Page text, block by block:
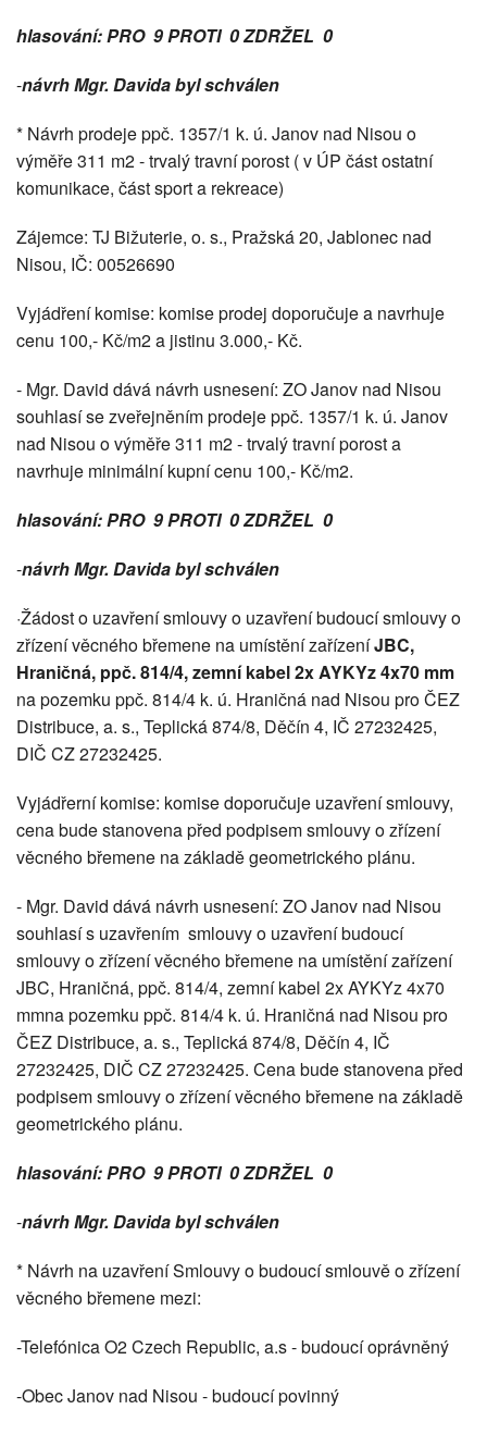
hlasování: PRO 9 PROTI 0 ZDRŽEL 0
-návrh Mgr. Davida byl schválen
* Návrh prodeje ppč. 1357/1 k. ú. Janov nad Nisou o
výměře 311 m2 - trvalý travní porost ( v ÚP část ostatní
komunikace, část sport a rekreace)
Zájemce: TJ Bižuterie, o. s., Pražská 20, Jablonec nad
Nisou, IČ: 00526690
Vyjádření komise: komise prodej doporučuje a navrhuje
cenu 100,- Kč/m2 a jistinu 3.000,- Kč.
- Mgr. David dává návrh usnesení: ZO Janov nad Nisou
souhlasí se zveřejněním prodeje ppč. 1357/1 k. ú. Janov
nad Nisou o výměře 311 m2 - trvalý travní porost a
navrhuje minimální kupní cenu 100,- Kč/m2.
hlasování: PRO 9 PROTI 0 ZDRŽEL 0
-návrh Mgr. Davida byl schválen
·Žádost o uzavření smlouvy o uzavření budoucí smlouvy o
zřízení věcného břemene na umístění zařízeníJBC,
Hraničná, ppč. 814/4, zemní kabel 2x AYKYz 4x70 mm
na pozemku ppč. 814/4 k. ú. Hraničná nad Nisou pro ČEZ
Distribuce, a. s., Teplická 874/8, Děčín 4, IČ 27232425,
DIČ CZ 27232425.
Vyjádřerní komise: komise doporučuje uzavření smlouvy,
cena bude stanovena před podpisem smlouvy o zřízení
věcného břemene na základě geometrického plánu.
- Mgr. David dává návrh usnesení: ZO Janov nad Nisou
souhlasí s uzavřením smlouvy o uzavření budoucí
smlouvy o zřízení věcného břemene na umístění zařízení
JBC, Hraničná, ppč. 814/4, zemní kabel 2x AYKYz 4x70
mmna pozemku ppč. 814/4 k. ú. Hraničná nad Nisou pro
ČEZ Distribuce, a. s., Teplická 874/8, Děčín 4, IČ
27232425, DIČ CZ 27232425. Cena bude stanovena před
podpisem smlouvy o zřízení věcného břemene na základě
geometrického plánu.
hlasování: PRO 9 PROTI 0 ZDRŽEL 0
-návrh Mgr. Davida byl schválen
* Návrh na uzavření Smlouvy o budoucí smlouvě o zřízení
věcného břemene mezi:
-Telefónica O2 Czech Republic, a.s - budoucí oprávněný
-Obec Janov nad Nisou - budoucí povinný